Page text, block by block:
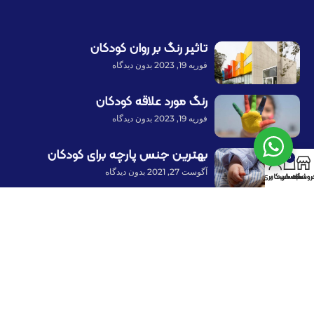
تاثیر رنگ بر روان کودکان
فوریه 19, 2023 بدون دیدگاه
رنگ مورد علاقه کودکان
فوریه 19, 2023 بدون دیدگاه
بهترین جنس پارچه برای کودکان
آگوست 27, 2021 بدون دیدگاه
0
سبد خرید
حساب کاربری من